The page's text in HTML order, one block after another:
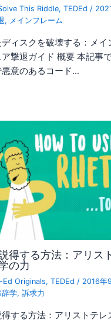
This Riddle,TEDEd /
, メインフレーム
ィスクを破壊する：メイ
撃退ガイド 概要 本記事
悪意のあるコード…
得する方法：アリス
の力
Ed Originals,TEDEd / 2016年
辞学,訴求力
する方法：アリストテレ